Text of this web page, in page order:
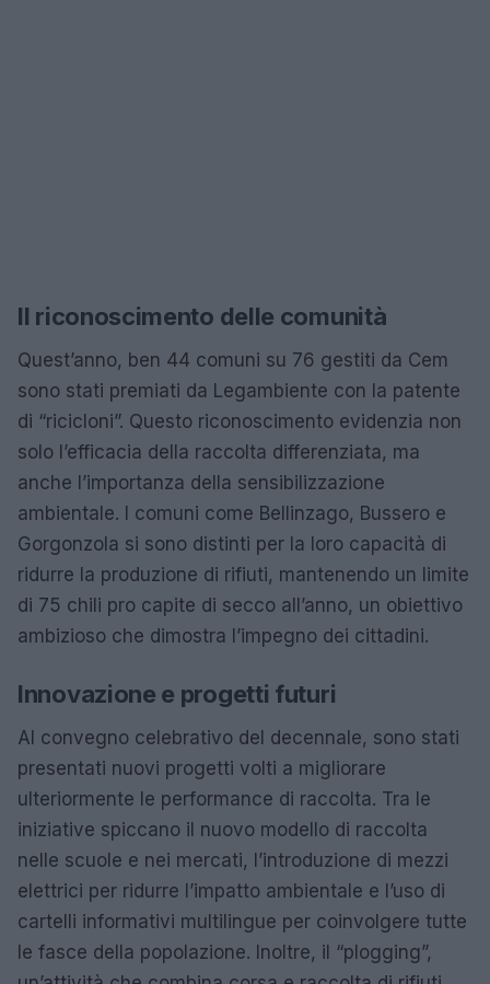
Il riconoscimento delle comunità
Quest’anno, ben 44 comuni su 76 gestiti da Cem
sono stati premiati da Legambiente con la patente
di “ricicloni”. Questo riconoscimento evidenzia non
solo l’efficacia della raccolta differenziata, ma
anche l’importanza della sensibilizzazione
ambientale. I comuni come Bellinzago, Bussero e
Gorgonzola si sono distinti per la loro capacità di
ridurre la produzione di rifiuti, mantenendo un limite
di 75 chili pro capite di secco all’anno, un obiettivo
ambizioso che dimostra l’impegno dei cittadini.
Innovazione e progetti futuri
Al convegno celebrativo del decennale, sono stati
presentati nuovi progetti volti a migliorare
ulteriormente le performance di raccolta. Tra le
iniziative spiccano il nuovo modello di raccolta
nelle scuole e nei mercati, l’introduzione di mezzi
elettrici per ridurre l’impatto ambientale e l’uso di
cartelli informativi multilingue per coinvolgere tutte
le fasce della popolazione. Inoltre, il “plogging”,